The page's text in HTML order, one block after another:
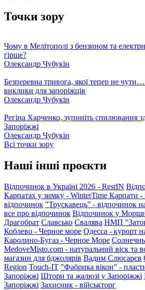
Точки зору
Чому в Мелітополі з бензином та
гірше?
Олександр Чубукін
Безперевна тривога, якої тепер не
виклики для запоріжців
Олександр Чубукін
Регіна Харченко, зупиніть спилювання
Запоріжжі
Олександр Чубукін
Всі точки зору
Наші інші проєкти
Відпочинок в Україні 2026 - RestIN
Карпатах у зимку - WinterTime Карпати -
відпочинок "Трускавець" - відпочинок
все про відпочинок Відпочинок у
Драгобрат Славсько Свалява НМП
Коблево - Черное море Одесса - курорт
Каролино-Бугаз - Черное Море
MedoveMisto.com - натуральний віск та
магазин для бджолярів Вадим Слюсарєв
Region Touch-IT "Фабрика вікон" -
Запоріжжі Штори та жалюзі у Запоріжжі
Запоріжжі Захисник - військторг